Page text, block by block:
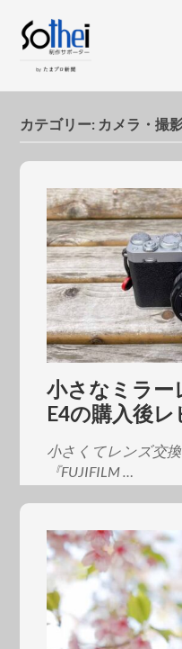
カテゴリー: カメラ・撮
小さなミラー
E4の購入後レ
小さくてレンズ交
『FUJIFILM …